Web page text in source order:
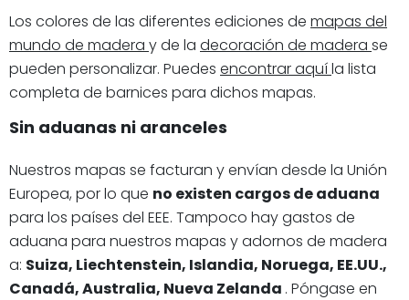
Los colores de las diferentes ediciones de mapas del
mundo de madera y de la decoración de madera se
pueden personalizar. Puedes encontrar aquíla lista
completa de barnices para dichos mapas.
Sin aduanas ni aranceles
Nuestros mapas se facturan y envían desde la Unión
Europea, por lo que no existen cargos de aduana
para los países del EEE. Tampoco hay gastos de
aduana para nuestros mapas y adornos de madera
a: Suiza, Liechtenstein, Islandia, Noruega, EE.UU.,
Canadá, Australia, Nueva Zelanda . Póngase en